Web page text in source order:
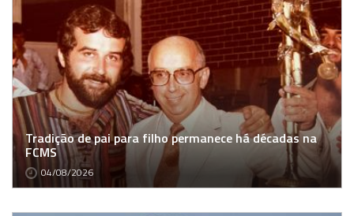
Tradição de pai para filho permanece há décadas na
FCMS
04/08/2026